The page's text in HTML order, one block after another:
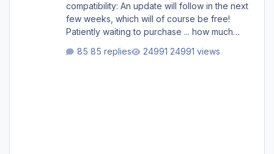
compatibility: An update will follow in the next
few weeks, which will of course be free!
Patiently waiting to purchase ... how much
85 replies 24991 views